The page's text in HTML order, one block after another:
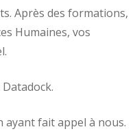
Après des formations,
Humaines, vos
ayant fait appel à nous.